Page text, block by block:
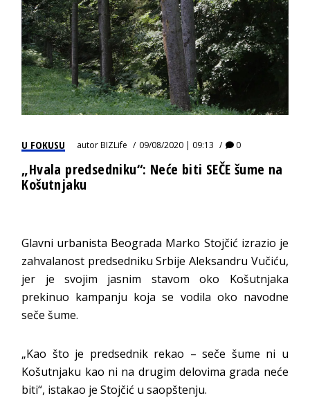
U FOKUSU autorBIZLife 09/08/2020 | 09:13 0
„Hvala predsedniku“: Neće biti SEČE šume na
Košutnjaku
Glavni urbanista Beograda Marko Stojčić izrazio je
zahvalanost predsedniku Srbije Aleksandru Vučiću,
jer je svojim jasnim stavom oko Košutnjaka
prekinuo kampanju koja se vodila oko navodne
seče šume.
„Kao što je predsednik rekao – seče šume ni u
Košutnjaku kao ni na drugim delovima grada neće
biti“, istakao je Stojčić u saopštenju.